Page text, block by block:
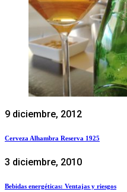
9 diciembre, 2012
Cerveza Alhambra Reserva 1925
3 diciembre, 2010
Bebidas energéticas: Ventajas y riesgos